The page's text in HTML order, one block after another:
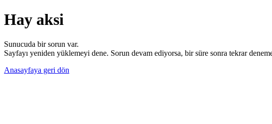
Hay aksi
Sunucuda bir sorun var.
Sayfayı yeniden yüklemeyi dene. Sorun devam ediyorsa, bir süre sonra tekrar
Anasayfaya geri dön